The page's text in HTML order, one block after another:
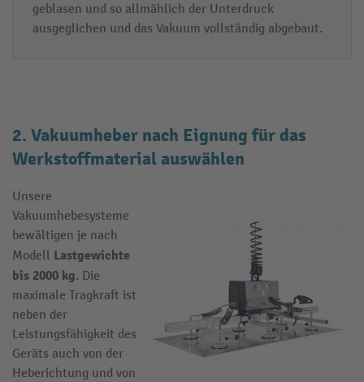
geblasen und so allmählich der Unterdruck
ausgeglichen und das Vakuum vollständig abgebaut.
2. Vakuumheber nach Eignung für das
Werkstoffmaterial auswählen
Unsere
Vakuumhebesysteme
bewältigen je nach
Modell Lastgewichte
bis 2000 kg. Die
maximale Tragkraft ist
neben der
Leistungsfähigkeit des
Geräts auch von der
Heberichtung und von